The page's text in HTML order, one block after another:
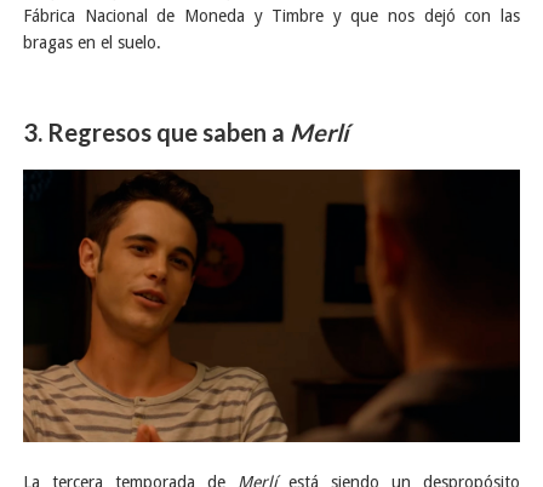
Fábrica Nacional de Moneda y Timbre y que nos dejó con las
bragas en el suelo.
3. Regresos que saben a Merlí
La tercera temporada de Merlíestá siendo un despropósito